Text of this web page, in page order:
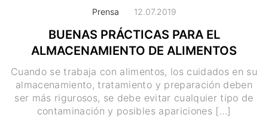
Prensa 12.07.2019
BUENAS PRÁCTICAS PARA EL
ALMACENAMIENTO DE ALIMENTOS
Cuando se trabaja con alimentos, los cuidados en su
almacenamiento, tratamiento y preparación deben
ser más rigurosos, se debe evitar cualquier tipo de
contaminación y posibles apariciones […]